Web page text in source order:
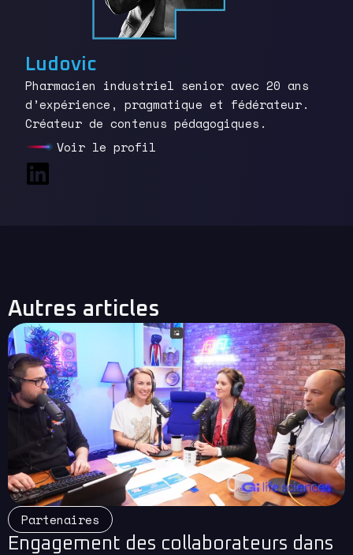
Ludovic
Pharmacien industriel senior avec 20 ans
d’expérience, pragmatique et fédérateur.
Créateur de contenus pédagogiques.
Voir le profil
Autres articles
Partenaires
Engagement des collaborateurs dans
Read More